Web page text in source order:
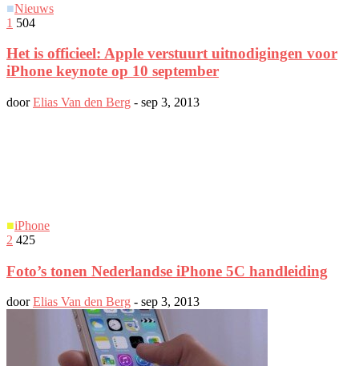
■Nieuws
1 504
Het is officieel: Apple verstuurt uitnodigingen voor
iPhone keynote op 10 september
doorElias Van den Berg - sep 3, 2013
■iPhone
2 425
Foto’s tonen Nederlandse iPhone 5C handleiding
doorElias Van den Berg - sep 3, 2013